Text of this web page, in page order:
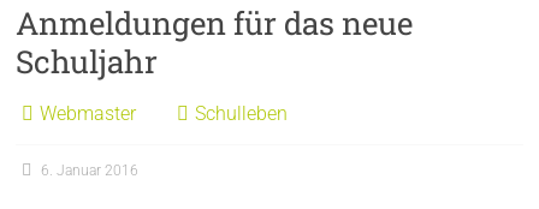
Anmeldungen für das neue
Schuljahr
Webmaster Schulleben
6. Januar 2016